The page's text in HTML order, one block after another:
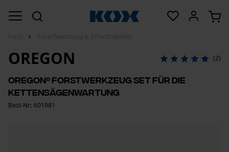
OREGON (2)
OREGON® Forstwerkzeug Set für die
Kettensägenwartung
Best-Nr.: 601981